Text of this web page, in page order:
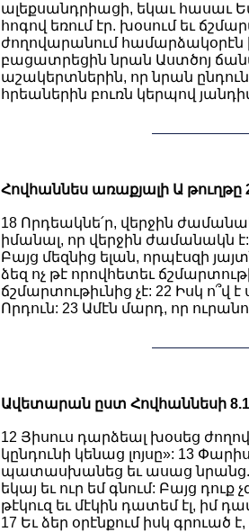
ալեքսանդրիացի, եկաւ հասաւ
հոգով եռում էր. խօսում եւ
ժողովարանում համարձակօրէն
բացատրեցին նրան Աստծոյ
աշակերտներին, որ նրան
հրեաներին բուռն կերպով
Հովհաննես առաքյալի Ա թուղթը
18 Որդեակնե՛ր, վերջին
իմանալ, որ վերջին ժամանակն է:
Բայց մեզնից ելան, որպէսզի
ձեզ ոչ թէ որովհետեւ
ճշմարտութիւնից չէ: 22 Իսկ ո՞վ
Որդուն: 23 Ամէն մարդ, որ
Ավետարան ըստ Հովհաննեսի
12 Յիսուս դարձեալ խօսեց
կընդունի կենաց լոյսը»: 13
պատասխանեց եւ ասաց նրանց.
եկայ եւ ուր եմ գնում: Բայց
թէկուզ եւ մէկին դատեմ էլ, իմ
17 Եւ ձեր օրէնքում իսկ գրուած